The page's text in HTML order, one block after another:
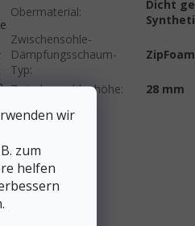
wir
zum
helfen
Obermaterial:
Dicht
Zwischensohle-
Dämpfungsschaum-
Typ:
Zwischensohlenhöhe: 28 mm